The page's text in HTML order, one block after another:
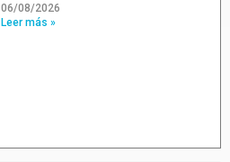
06/08/2026
Leer más »